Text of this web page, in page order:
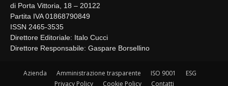
di Porta Vittoria, 18 – 20122
Partita IVA 01868790849
ISSN 2465-3535
Direttore Editoriale: Italo Cucci
Direttore Responsabile: Gaspare Borsellino
Azienda Amministrazione trasparente ISO 9001
ESG
Privacy Policy
Cookie Policy Contatti